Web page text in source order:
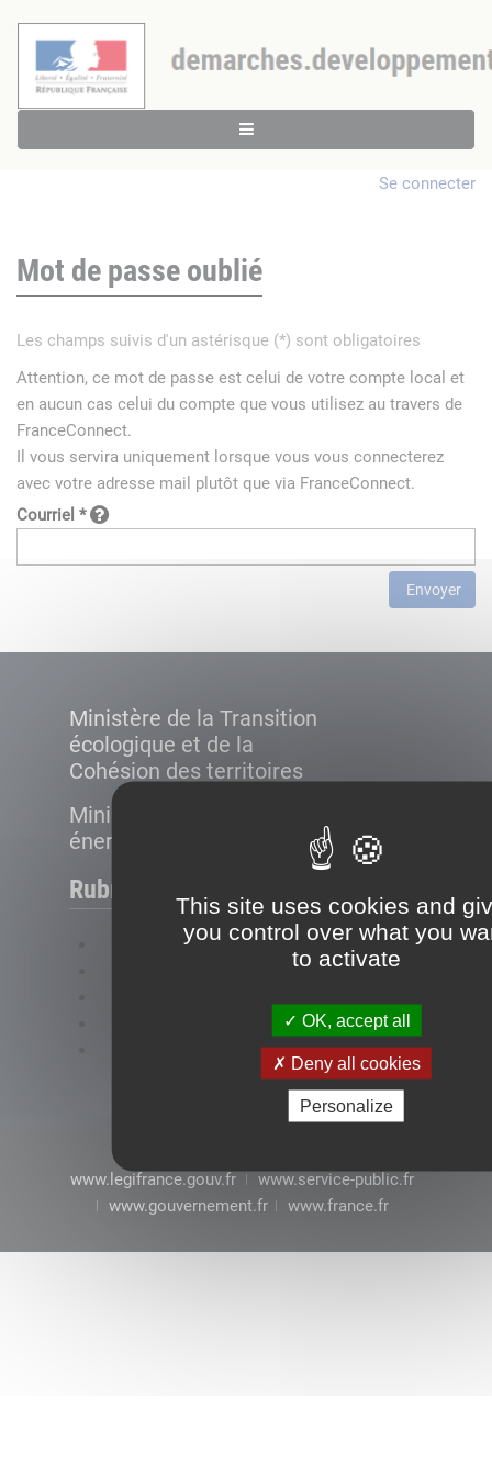
This site uses cookies and
you control over what you
to activate
OK, accept all
Deny all cookies
Personalize
Se connecter
Mot de passe oublié
Les champs suivis d'un astérisque (*) sont obligatoires
Attention, ce mot de passe est celui de votre compte local et
en aucun cas celui du compte que vous utilisez au travers de
FranceConnect.
Il vous servira uniquement lorsque vous vous connecterez
avec votre adresse mail plutôt que via FranceConnect.
Courriel *
Envoyer
Ministère de la Transition
écologique et de la
Cohésion des territoires
Ministère de la Transition
énergétique
Rubriques
www.legifrance.gouv.fr
www.service-public.fr
www.gouvernement.fr
www.france.fr